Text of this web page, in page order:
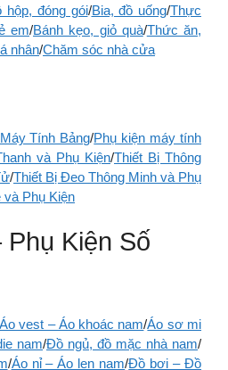
hộp, đóng gói/Bia, đồ uống/Thực
em/Bánh kẹo, giỏ quà/Thức ăn,
nhân/Chăm sóc nhà cửa
Tính Bảng/Phụ kiện máy tính
và Phụ Kiện/Thiết Bị Thông
/Thiết Bị Đeo Thông Minh và Phụ
Phụ Kiện
Kiện Số
vest – Áo khoác nam/Áo sơ mi
nam/Đồ ngủ, đồ mặc nhà nam/
/Áo nỉ – Áo len nam/Đồ bơi – Đồ